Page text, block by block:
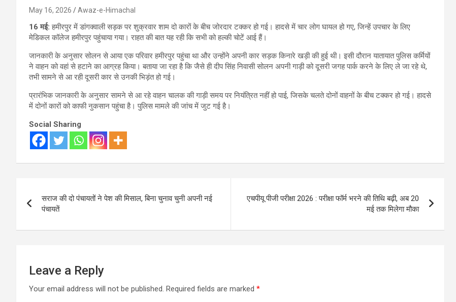
May 16, 2026 Awaz-e-Himachal
16 मई:हमीरपुर में डांगक्वाली सड़क पर शुक्रवार शाम दो कारों के बीच जोरदार टक्कर हो गई। हादसे में चार लोग घायल हो गए, जिन्हें उपचार के लिए
मेडिकल कॉलेज हमीरपुर पहुंचाया गया। राहत की बात यह रही कि सभी को हल्की चोटें आई हैं।
जानकारी के अनुसार सोलन से आया एक परिवार हमीरपुर पहुंचा था और उन्होंने अपनी कार सड़क किनारे खड़ी की हुई थी। इसी दौरान यातायात पुलिस कर्मियों
ने वाहन को वहां से हटाने का आग्रह किया। बताया जा रहा है कि जैसे ही दीप सिंह निवासी सोलन अपनी गाड़ी को दूसरी जगह पार्क करने के लिए ले जा रहे थे,
तभी सामने से आ रही दूसरी कार से उनकी भिड़ंत हो गई।
प्रारंभिक जानकारी के अनुसार सामने से आ रहे वाहन चालक की गाड़ी समय पर नियंत्रित नहीं हो पाई, जिसके चलते दोनों वाहनों के बीच टक्कर हो गई। हादसे
में दोनों कारों को काफी नुकसान पहुंचा है। पुलिस मामले की जांच में जुट गई है।
Social Sharing
navigation
सराज की दो पंचायतों ने पेश की मिसाल, बिना चुनाव चुनी अपनी नई
पंचायतें
एचपीयू पीजी परीक्षा 2026 : परीक्षा फॉर्म भरने की तिथि बढ़ी, अब 20
मई तक मिलेगा मौका
Leave a Reply
Your email address will not be published. Required fields are marked *